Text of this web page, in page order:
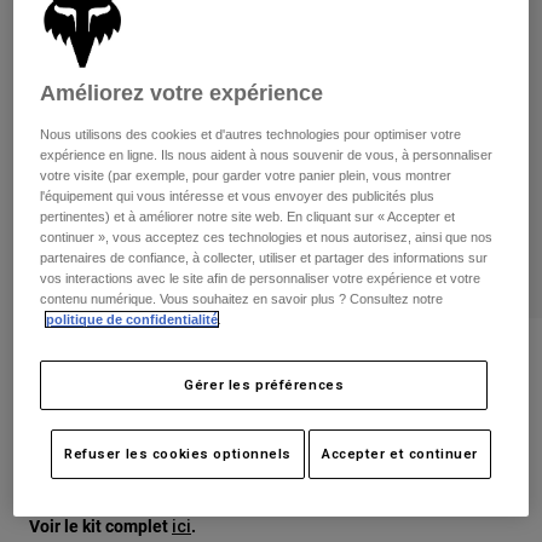
Vestes
Gants
Protections
Chaussettes
Accessoires
Pièces de rechange
Pantalons
Gants
Vestes
Protections
Masques
Chaussettes
Sacs et accessoires
Pièces de rechange
Chemises
Femme
T-shirts et tops
Sweats et Pulls
Vestes
Enfants
Protections
Masques
Chaussettes
Voir tout
Moto
Casques
Maillots
Pantalons
Gants
Masques
Gants 180 Taunt — Junior
Article n°32037
Price reduced from
25,99 €to 16,89 € 35% OFF
Voir le kit complet ici.
Améliorez votre expérience
Nous utilisons des cookies et d'autres technologies pour optimiser votre
expérience en ligne. Ils nous aident à nous souvenir de vous, à personnaliser
votre visite (par exemple, pour garder votre panier plein, vous montrer
l'équipement qui vous intéresse et vous envoyer des publicités plus
pertinentes) et à améliorer notre site web. En cliquant sur « Accepter et
continuer », vous acceptez ces technologies et nous autorisez, ainsi que nos
partenaires de confiance, à collecter, utiliser et partager des informations sur
vos interactions avec le site afin de personnaliser votre expérience et votre
contenu numérique. Vous souhaitez en savoir plus ? Consultez notre
politique de confidentialité
Gérer les préférences
Refuser les cookies optionnels Accepter et continuer